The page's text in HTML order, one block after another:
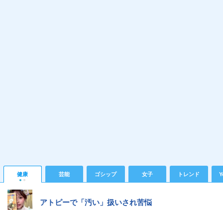
健康 芸能 ゴシップ 女子 トレンド
アトピーで「汚い」扱いされ苦悩